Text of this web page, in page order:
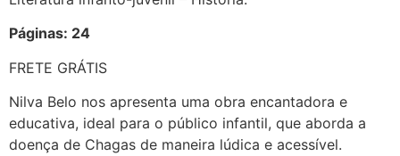
Páginas: 24
FRETE GRÁTIS
Nilva Belo nos apresenta uma obra encantadora e
educativa, ideal para o público infantil, que aborda a
doença de Chagas de maneira lúdica e acessível.